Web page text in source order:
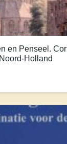
en Penseel.
Holland